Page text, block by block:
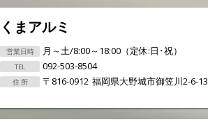
くまアルミ
月～土/8:00～18:00（定休:日･祝）
092-503-8504
〒816-0912 福岡県大野城市御笠川2-6-13